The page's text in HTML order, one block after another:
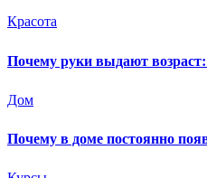
Красота
Почему руки выдают
Дом
Почему в доме постоянно